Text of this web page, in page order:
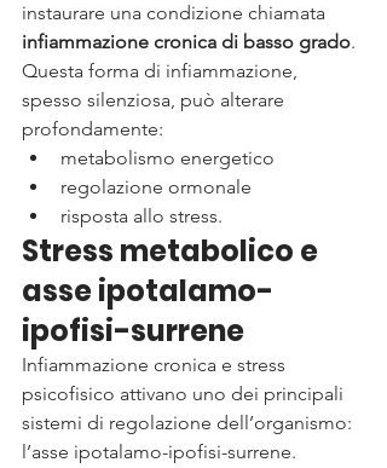
instaurare una condizione chiamata
infiammazione cronica di basso grado.
Questa forma di infiammazione,
spesso silenziosa, può alterare
profondamente:
metabolismo energetico
regolazione ormonale
risposta allo stress.
Stress metabolico e
asse ipotalamo-
ipofisi-surrene
Infiammazione cronica e stress
psicofisico attivano uno dei principali
sistemi di regolazione dell’organismo:
l’asse ipotalamo-ipofisi-surrene.